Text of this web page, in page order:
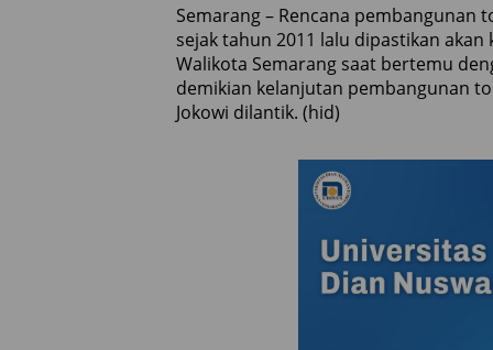
Semarang – Rencana pembangunan
sejak tahun 2011 lalu dipastikan
Walikota Semarang saat bertemu
demikian kelanjutan pembangunan
Jokowi dilantik. (hid)